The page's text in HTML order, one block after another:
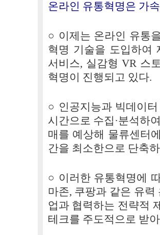
온라인 유통혁명은 가
○ 이제는 온라인 유통
혁명 기술을 도입하여
서비스, 실감형 VR 스
혁명이 진행되고 있다.
○ 인공지능과 빅데이
시간으로 수집·분석하
매를 예상해 물류센터
간을 최소한으로 단축
○ 이러한 유통혁명에
마존, 쿠팡과 같은 유
업과 협력하는 전략적
테크를 주도적으로 받